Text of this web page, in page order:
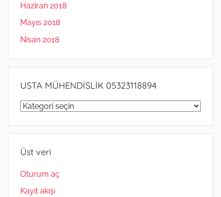
Haziran 2018
Mayıs 2018
Nisan 2018
USTA MÜHENDİSLİK 05323118894
USTA
05323118894
Üst veri
Oturum aç
Kayıt akışı